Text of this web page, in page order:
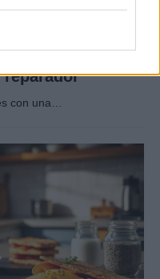
para mayores:
reparador
con una…